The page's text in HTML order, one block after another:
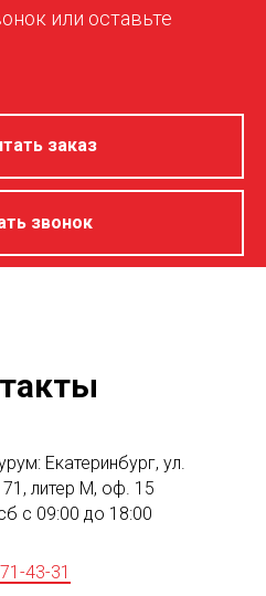
или оставьте
заказ
звонок
Екатеринбург, ул.
литер М, оф. 15
с 09:00 до 18:00
43-31